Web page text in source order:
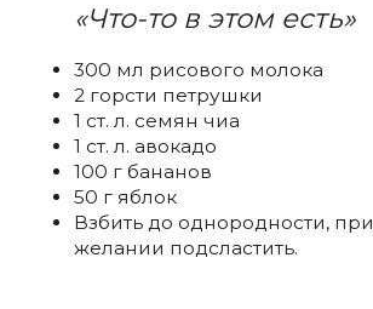
«Что-то в этом есть»
300 мл рисового молока
2 горсти петрушки
1 ст. л. семян чиа
1 ст. л. авокадо
100 г бананов
50 г яблок
Взбить до однородности, при
желании подсластить.